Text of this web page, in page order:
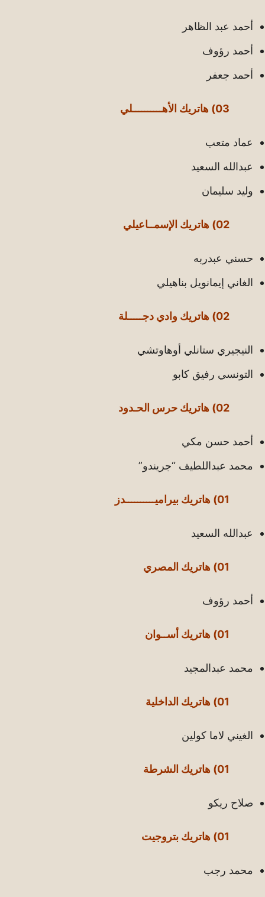
أحمد عبد الظاهر
أحمد رؤوف
أحمد جعفر
03) هاتريك الأهــــــــــلي
عماد متعب
عبدالله السعيد
وليد سليمان
02) هاتريك الإسمــاعيلي
حسني عبدربه
الغاني إيمانويل بناهيلي
02) هاتريك وادي دجـــــلة
النيجيري ستانلي أوهاوتشي
التونسي رفيق كابو
02) هاتريك حرس الحـدود
أحمد حسن مكي
محمد عبداللطيف “جريندو”
01) هاتريك بيراميــــــــــدز
عبدالله السعيد
01) هاتريك المصري
أحمد رؤوف
01) هاتريك أســوان
محمد عبدالمجيد
01) هاتريك الداخلية
الغيني لاما كولين
01) هاتريك الشرطة
صلاح ريكو
01) هاتريك بتروجيت
محمد رجب